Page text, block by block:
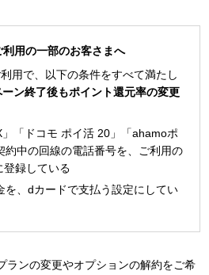
用の一部のお客さまへ
用で、以下の条件をすべて満たし
ン終了後もポイント還元率の変更
」「ドコモ ポイ活 20」「ahamoポ
約中の回線の電話番号を、ご利用の
登録している
を、dカードで支払う設定にしてい
ランの変更やオプションの解約をご希